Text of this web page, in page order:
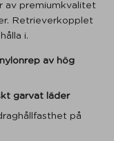
av premiumkvalitet
Retrieverkopplet
i.
av hög
garvat läder
på